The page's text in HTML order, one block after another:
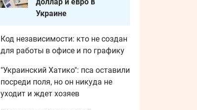
Украине
Код независимости: кто не создан
для работы в офисе и по графику
"Украинский Хатико": пса оставили
посреди поля, но он никуда не
уходит и ждет хозяев